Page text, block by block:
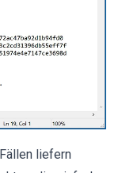
liefern